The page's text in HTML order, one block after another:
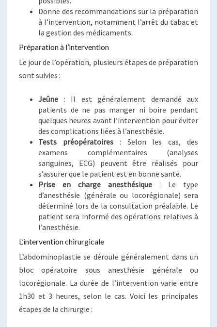
Donne des recommandations sur la préparation
à l’intervention, notamment l’arrêt du tabac et
la gestion des médicaments.
Préparation à l’intervention
Le jour de l’opération, plusieurs étapes de préparation
sont suivies :
Jeûne : Il est généralement demandé aux
patients de ne pas manger ni boire pendant
quelques heures avant l’intervention pour éviter
des complications liées à l’anesthésie.
Tests préopératoires: Selon les cas, des
examens complémentaires (analyses
sanguines, ECG) peuvent être réalisés pour
s’assurer que le patient est en bonne santé.
Prise en charge anesthésique : Le type
d’anesthésie (générale ou locorégionale) sera
déterminé lors de la consultation préalable. Le
patient sera informé des opérations relatives à
l’anesthésie.
L’intervention chirurgicale
L’abdominoplastie se déroule généralement dans un
bloc opératoire sous anesthésie générale ou
locorégionale. La durée de l’intervention varie entre
1h30 et 3 heures, selon le cas. Voici les principales
étapes de la chirurgie :